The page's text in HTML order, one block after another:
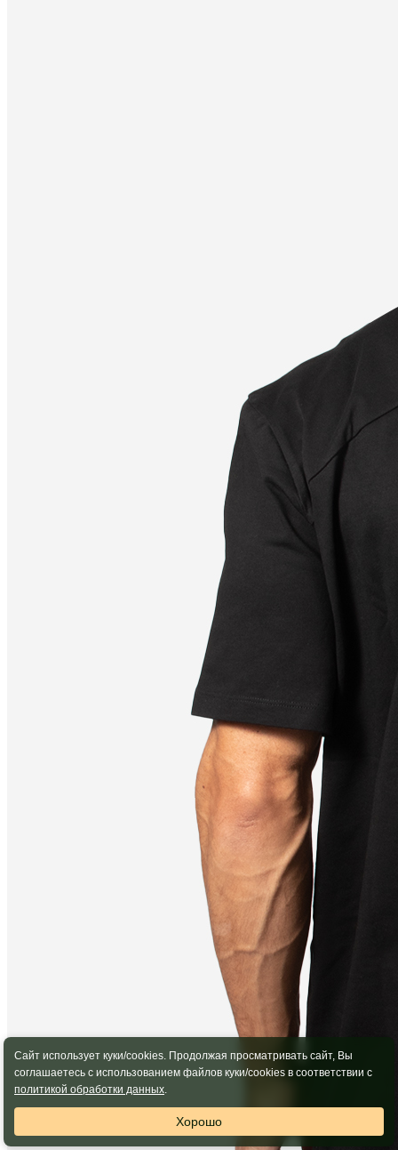
Сайт использует куки/cookies. Продолжая просматривать сайт, Вы
соглашаетесь с использованием файлов куки/cookies в соответствии с
политикой обработки данных.
Хорошо